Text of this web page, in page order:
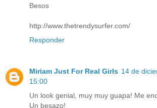
Besos
http://www.thetrendysurfer.com/
Responder
Miriam Just For Real Girls 14 de
15:00
Un look genial, muy muy guapa! Me
Un besazo!